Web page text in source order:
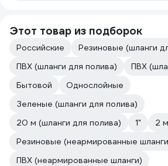
Этот товар из подборок
Российские
Резиновые (шланги
ПВХ (шланги для полива)
ПВХ
Бытовой
Однослойные
Зеленые (шланги для полива)
20 м (шланги для полива)
1"
2
Резиновые (неармированные
ПВХ (неармированные шланги)